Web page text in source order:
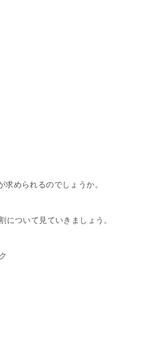
められるのでしょうか。
について見ていきましょう。